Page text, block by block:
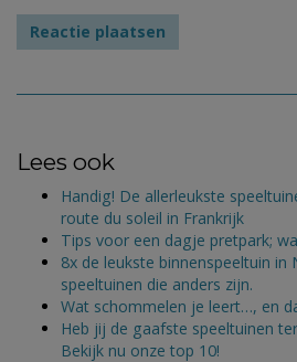
Lees ook
Handig! De allerleukste
route du soleil in Frankrijk
Tips voor een dagje pretpark;
8x de leukste binnenspeeltuin in
speeltuinen die anders zijn.
Wat schommelen je leert…, en
Heb jij de gaafste speeltuinen
Bekijk nu onze top 10!